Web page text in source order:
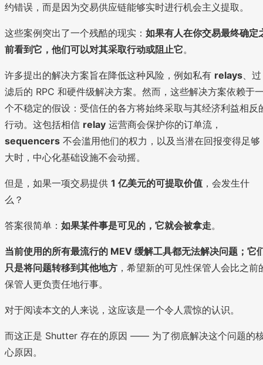
约错误，而是因为交易供应链能够实时进行机会主义提取。
这些案例突出了一个残酷的现实： 如果有人在你交易最终确定
前看到它，他们可以对其采取行动或阻止它。
许多提出的解决方案旨在降低这种风险，例如私有 relays 、过
滤后的 RPC 和硬件级解决方案。然而，这些解决方案依赖于
个不稳定的假设：受信任的各方将始终采取与其经济利益相反
行动。这包括相信 relay 运营商会保护你的订单流，
sequencers 不会滥用他们的权力，以及当潜在回报变得足够
大时，中心化基础设施不会动摇。
但是，如果一项交易提供 1 亿美元的可提取价值 ，会发生什
么？
答案很简单： 如果某件事是可见的，它就会被拿走。
当前使用的所有最流行的 MEV 缓解工具都无法解决问题；它
只是将问题转移到其他地方 ，希望新的可见性保管人会比之前
保管人更负责任地行事。
对于阅读本文的人来说，这应该是一个令人震惊的认识。
而这正是 Shutter 存在的原因 —— 为了彻底解决这个问题的
心原因。